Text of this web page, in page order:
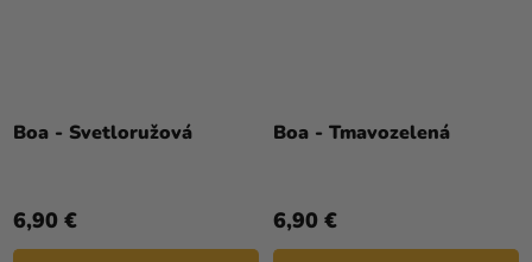
Boa - Svetloružová
6,90 €
Boa - Tmavozelená
6,90 €